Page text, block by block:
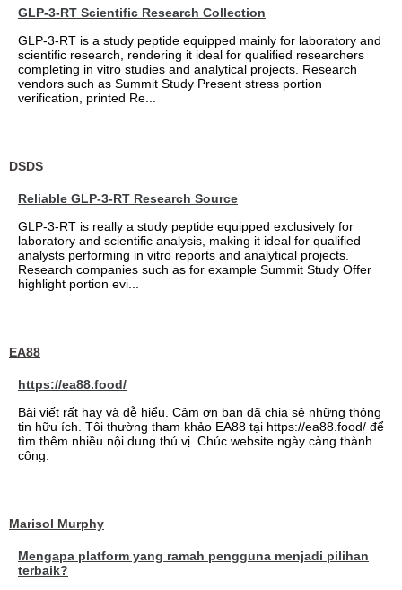
GLP-3-RT Scientific Research Collection
GLP-3-RT is a study peptide equipped mainly for laboratory and
scientific research, rendering it ideal for qualified researchers
completing in vitro studies and analytical projects. Research
vendors such as Summit Study Present stress portion
verification, printed Re...
DSDS
Reliable GLP-3-RT Research Source
GLP-3-RT is really a study peptide equipped exclusively for
laboratory and scientific analysis, making it ideal for qualified
analysts performing in vitro reports and analytical projects.
Research companies such as for example Summit Study Offer
highlight portion evi...
EA88
https://ea88.food/
Bài viết rất hay và dễ hiểu. Cảm ơn bạn đã chia sẻ những thông
tin hữu ích. Tôi thường tham khảo EA88 tại https://ea88.food/ để
tìm thêm nhiều nội dung thú vị. Chúc website ngày càng thành
công.
Marisol Murphy
Mengapa platform yang ramah pengguna menjadi pilihan
terbaik?